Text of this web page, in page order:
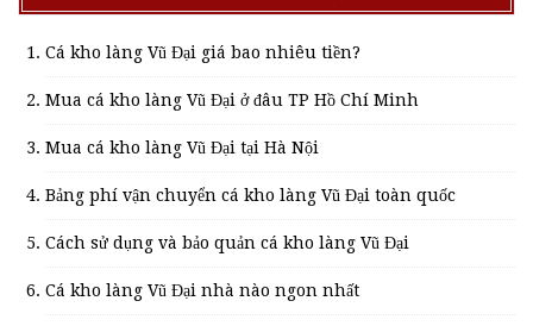
Cá kho làng Vũ Đại giá bao nhiêu tiền?
Mua cá kho làng Vũ Đại ở đâu TP Hồ Chí Minh
Mua cá kho làng Vũ Đại tại Hà Nội
Bảng phí vận chuyển cá kho làng Vũ Đại toàn quốc
Cách sử dụng và bảo quản cá kho làng Vũ Đại
Cá kho làng Vũ Đại nhà nào ngon nhất